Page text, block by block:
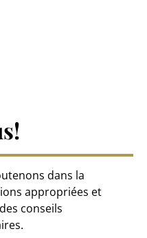
dans la
appropriées et
conseils